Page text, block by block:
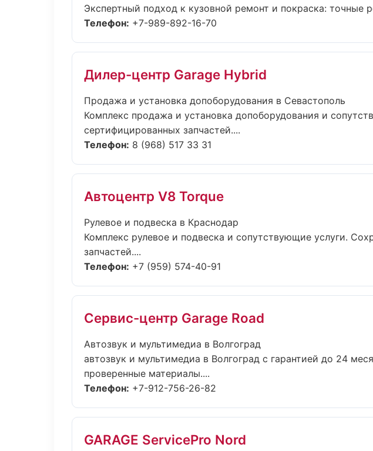
Экспертный подход к кузовной ремонт и покраска:
Телефон: +7-989-892-16-70
Дилер-центр Garage Hybrid
Продажа и установка допоборудования в Севастополь
Комплекс продажа и установка допоборудования и
сертифицированных запчастей....
Телефон: 8 (968) 517 33 31
Автоцентр V8 Torque
Рулевое и подвеска в Краснодар
Комплекс рулевое и подвеска и сопутствующие услуги.
запчастей....
Телефон: +7 (959) 574-40-91
Сервис-центр Garage Road
Автозвук и мультимедиа в Волгоград
автозвук и мультимедиа в Волгоград с гарантией до 24
проверенные материалы....
Телефон: +7-912-756-26-82
GARAGE ServicePro Nord